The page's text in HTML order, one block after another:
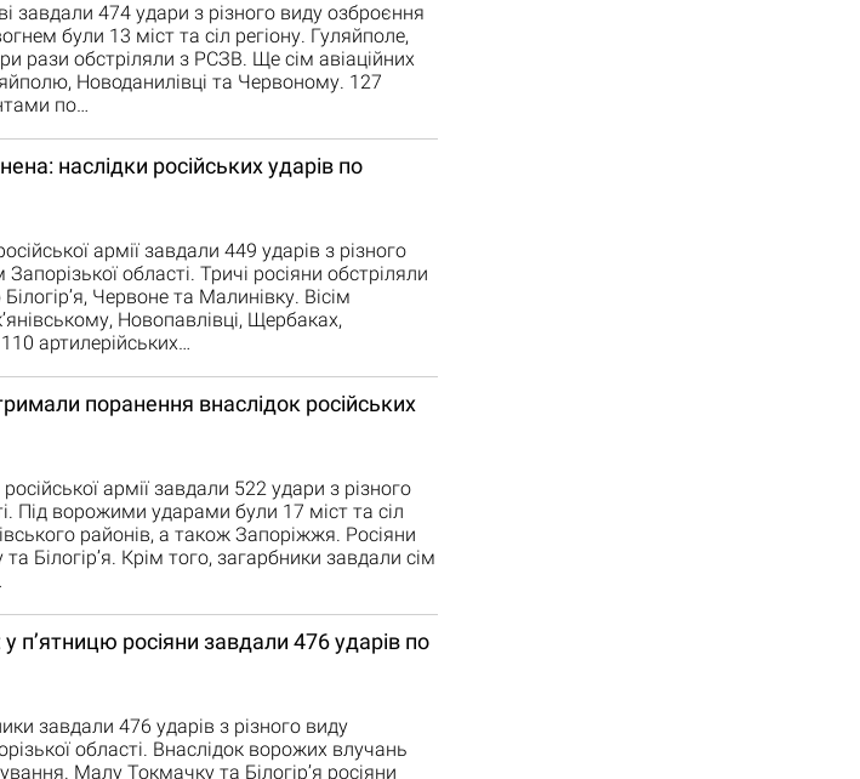
завдали 474 удари з різного виду озброєння
були 13 міст та сіл регіону. Гуляйполе,
рази обстріляли з РСЗВ. Ще сім авіаційних
Новоданилівці та Червоному. 127
по…
наслідки російських ударів по
армії завдали 449 ударів з різного
області. Тричі росіяни обстріляли
Червоне та Малинівку. Вісім
Новопавлівці, Щербаках,
артилерійських…
поранення внаслідок російських
армії завдали 522 удари з різного
Під ворожими ударами були 17 міст та сіл
районів, а також Запоріжжя. Росіяни
Білогірʼя. Крім того, загарбники завдали сім
п’ятницю росіяни завдали 476 ударів по
завдали 476 ударів з різного виду
області. Внаслідок ворожих влучань
Малу Токмачку та Білогір’я росіяни